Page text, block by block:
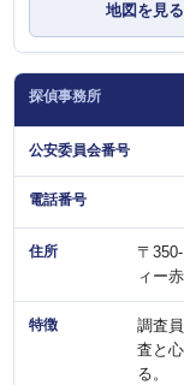
地図を見る
〒
ィー
調査
査と
る。